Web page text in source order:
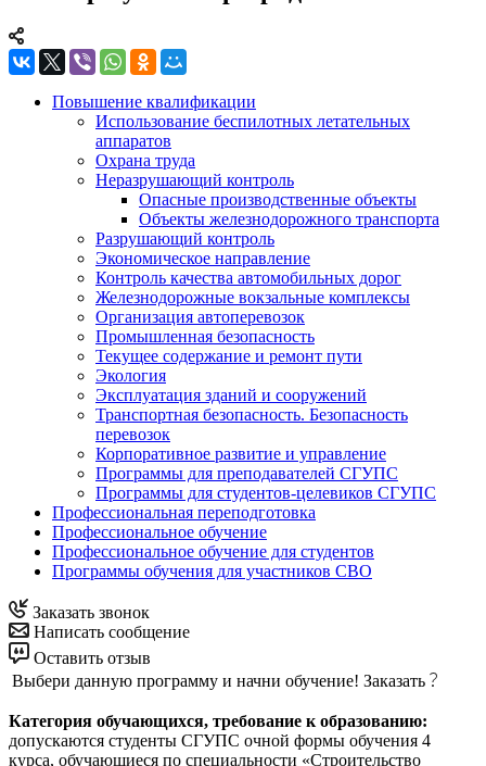
Повышение квалификации
Использование беспилотных летательных
аппаратов
Охрана труда
Неразрушающий контроль
Опасные производственные объекты
Объекты железнодорожного транспорта
Разрушающий контроль
Экономическое направление
Контроль качества автомобильных дорог
Железнодорожные вокзальные комплексы
Организация автоперевозок
Промышленная безопасность
Текущее содержание и ремонт пути
Экология
Эксплуатация зданий и сооружений
Транспортная безопасность. Безопасность
перевозок
Корпоративное развитие и управление
Программы для преподавателей СГУПС
Программы для студентов-целевиков СГУПС
Профессиональная переподготовка
Профессиональное обучение
Профессиональное обучение для студентов
Программы обучения для участников СВО
Заказать звонок
Написать сообщение
Оставить отзыв
Выбери данную программу и начни обучение! Заказать
Категория обучающихся, требование к образованию:
допускаются студенты СГУПС очной формы обучения 4
курса, обучающиеся по специальности «Строительство